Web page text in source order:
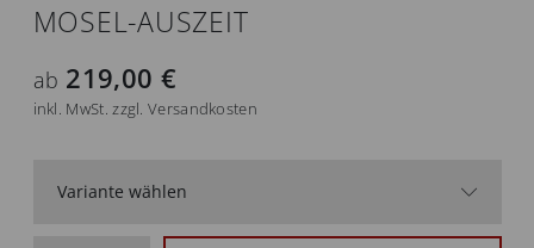
MOSEL-AUSZEIT
ab 219,00 €
inkl. MwSt. zzgl. Versandkosten
Variante wählen